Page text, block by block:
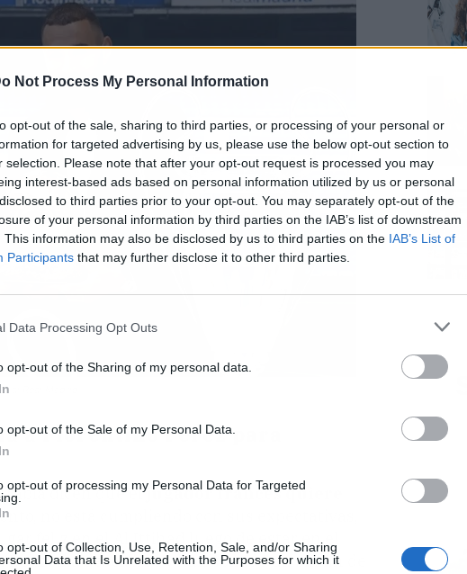
Not Process My Personal Information
opt-out of the sale, sharing to third parties, or processing of your personal or
for targeted advertising by us, please use the below opt-out section to
selection. Please note that after your opt-out request is processed you may
interest-based ads based on personal information utilized by us or personal
to third parties prior to your opt-out. You may separately opt-out of the
of your personal information by third parties on the IAB’s list of downstream
This information may also be disclosed by us to third parties on the IAB’s List of
Participants that may further disclose it to other third parties.
Data Processing Opt Outs
opt-out of the Sharing of my personal data.
opt-out of the Sale of my Personal Data.
opt-out of processing my Personal Data for Targeted
opt-out of Collection, Use, Retention, Sale, and/or Sharing
Data that Is Unrelated with the Purposes for which it
al Real Madrid
a Florentino Pérez para
dicen que eljugador francés quiere
no está cumpliendo con sus expectativas,
feliz en el Al Ittihad luego de estar en el
desea irse y han sonado un sin fin de